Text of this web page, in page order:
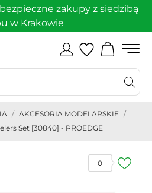
zakupy z siedzibą
w Krakowie
AKCESORIA MODELARSKIE
Set [30840] - PROEDGE
0